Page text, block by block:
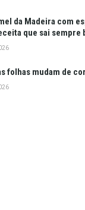
da Madeira com
que sai sempre
folhas mudam de